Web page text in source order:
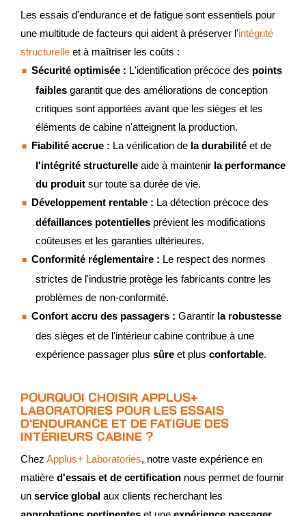
Les essais d'endurance et de fatigue sont essentiels pour
une multitude de facteurs qui aident à préserver l'intégrité
structurelle et à maîtriser les coûts :
Sécurité optimisée : L'identification précoce des points
faibles garantit que des améliorations de conception
critiques sont apportées avant que les sièges et les
éléments de cabine n'atteignent la production.
Fiabilité accrue : La vérification de la durabilité et de
l'intégrité structurelle aide à maintenir la performance
du produit sur toute sa durée de vie.
Développement rentable : La détection précoce des
défaillances potentielles prévient les modifications
coûteuses et les garanties ultérieures.
Conformité réglementaire : Le respect des normes
strictes de l'industrie protège les fabricants contre les
problèmes de non-conformité.
Confort accru des passagers : Garantir la robustesse
des sièges et de l'intérieur cabine contribue à une
expérience passager plus sûre et plus confortable.
POURQUOI CHOISIR APPLUS+
LABORATORIES POUR LES ESSAIS
D'ENDURANCE ET DE FATIGUE DES
INTÉRIEURS CABINE ?
Chez Applus+ Laboratories, notre vaste expérience en
matière d'essais et de certification nous permet de fournir
un service global aux clients recherchant les